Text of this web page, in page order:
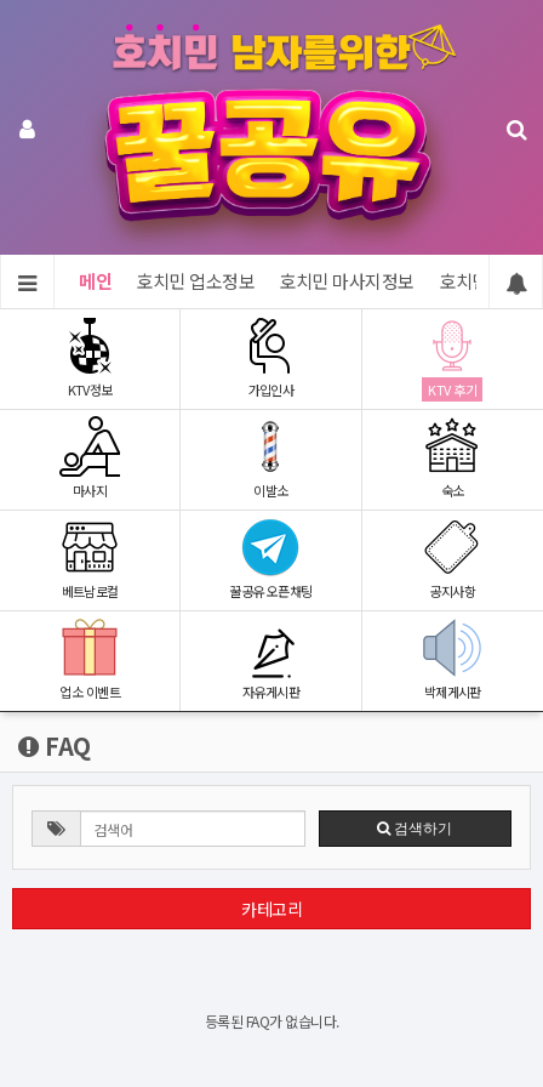
메인 호치민 업소정보 호치민 마사지정보 호치민 숙소
KTV정보 가입인사 KTV 후기
마사지 이발소 숙소
베트남로컬 꿀공유 오픈채팅 공지사항
업소 이벤트 자유게시판 박제게시판
FAQ
검색하기
카테고리
등록된 FAQ가 없습니다.